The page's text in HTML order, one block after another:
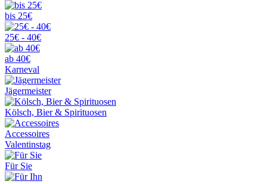
bis 25€
25€ - 40€
ab 40€
Karneval
Jägermeister
Kölsch, Bier & Spirituosen
Accessoires
Valentinstag
Für Sie